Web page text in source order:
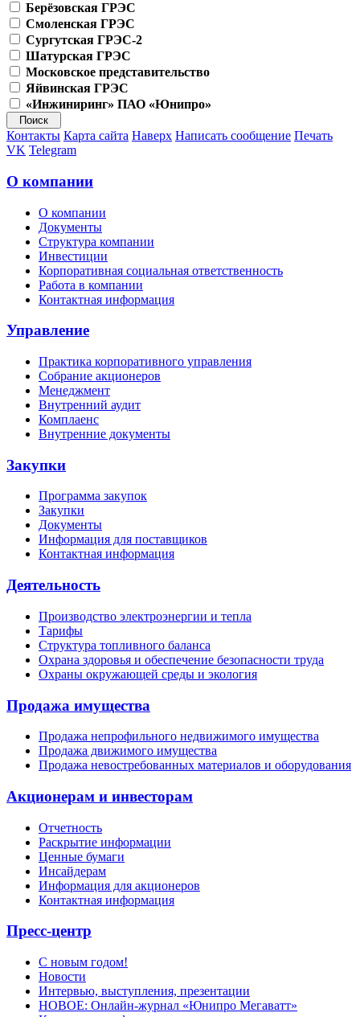
Берёзовская ГРЭС
Смоленская ГРЭС
Сургутская ГРЭС-2
Шатурская ГРЭС
Московское представительство
Яйвинская ГРЭС
«Инжиниринг» ПАО «Юнипро»
Контакты Карта сайта Наверх Написать сообщение Печать
VK Telegram
О компании
О компании
Документы
Структура компании
Инвестиции
Корпоративная социальная ответственность
Работа в компании
Контактная информация
Управление
Практика корпоративного управления
Собрание акционеров
Менеджмент
Внутренний аудит
Комплаенс
Внутренние документы
Закупки
Программа закупок
Закупки
Документы
Информация для поставщиков
Контактная информация
Деятельность
Производство электроэнергии и тепла
Тарифы
Структура топливного баланса
Охрана здоровья и обеспечение безопасности труда
Охраны окружающей среды и экология
Продажа имущества
Продажа непрофильного недвижимого имущества
Продажа движимого имущества
Продажа невостребованных материалов и оборудования
Акционерам и инвесторам
Отчетность
Раскрытие информации
Ценные бумаги
Инсайдерам
Информация для акционеров
Контактная информация
Пресс-центр
С новым годом!
Новости
Интервью, выступления, презентации
НОВОЕ: Онлайн-журнал «Юнипро Мегаватт»